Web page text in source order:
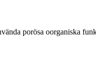
porösa oorganiska